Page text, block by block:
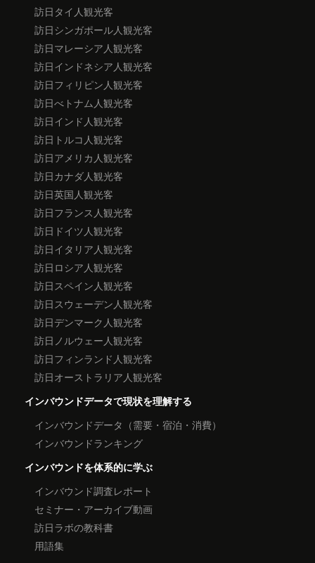
訪日タイ人観光客
訪日シンガポール人観光客
訪日マレーシア人観光客
訪日インドネシア人観光客
訪日フィリピン人観光客
訪日べトナム人観光客
訪日インド人観光客
訪日トルコ人観光客
訪日アメリカ人観光客
訪日カナダ人観光客
訪日英国人観光客
訪日フランス人観光客
訪日ドイツ人観光客
訪日イタリア人観光客
訪日ロシア人観光客
訪日スペイン人観光客
訪日スウェーデン人観光客
訪日デンマーク人観光客
訪日ノルウェー人観光客
訪日フィンランド人観光客
訪日オーストラリア人観光客
インバウンドデータで現状を理解する
インバウンドデータ（需要・宿泊・消費）
インバウンドランキング
インバウンドを体系的に学ぶ
インバウンド調査レポート
セミナー・アーカイブ動画
訪日ラボの教科書
用語集